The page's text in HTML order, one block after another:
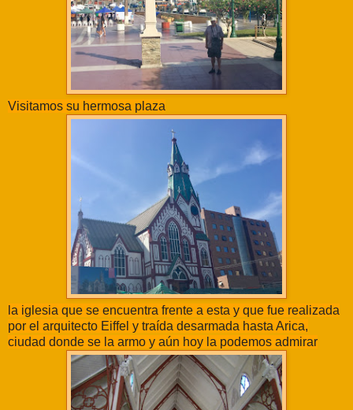
Visitamos su hermosa plaza
la iglesia que se encuentra frente a esta y que fue realizada
por el arquitecto Eiffel y traída desarmada hasta Arica,
ciudad donde se la armo y aún hoy la podemos admirar